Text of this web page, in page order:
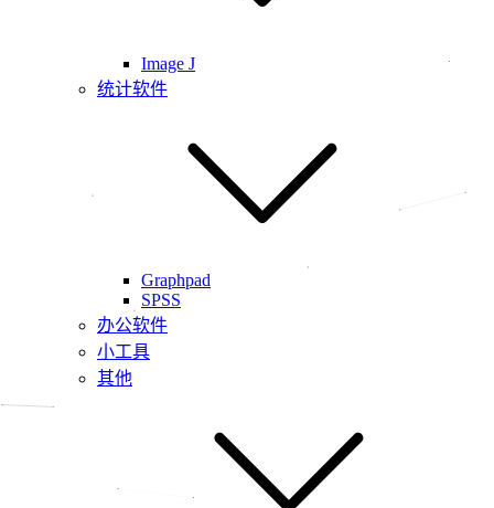
Image J
统计软件
Graphpad
SPSS
办公软件
小工具
其他